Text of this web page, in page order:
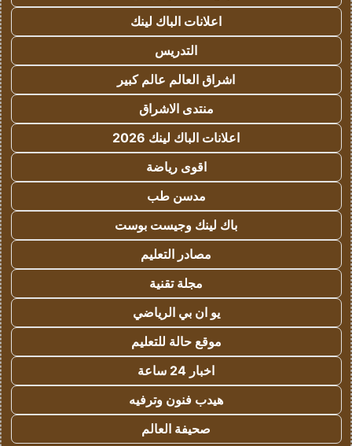
اعلانات الباك لينك
التدريس
اشراق العالم عالم كبير
منتدى الاشراق
اعلانات الباك لينك 2026
اقوى رياضة
مدسن طب
باك لينك وجيست بوست
مصادر التعليم
مجلة تقنية
يو ان بي الرياضي
موقع حالة للتعليم
اخبار 24 ساعة
هيدب فنون وترفيه
صحيفة العالم